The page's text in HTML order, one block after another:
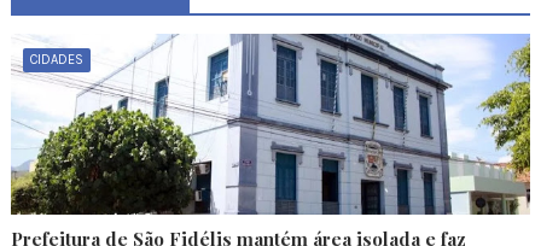
CIDADES
Prefeitura de São Fidélis mantém área isolada e faz